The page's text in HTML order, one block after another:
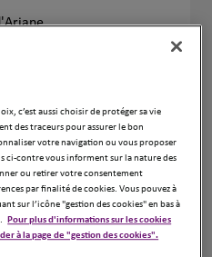
Voir plus
c’est aussi choisir de protéger sa vie
des traceurs pour assurer le bon
votre navigation ou vous proposer
ci-contre vous informent sur la nature des
ou retirer votre consentement
par finalité de cookies. Vous pouvez à
sur l’icône "gestion des cookies" en bas à
Pour plus d'informations sur les cookies
à la page de "gestion des cookies".